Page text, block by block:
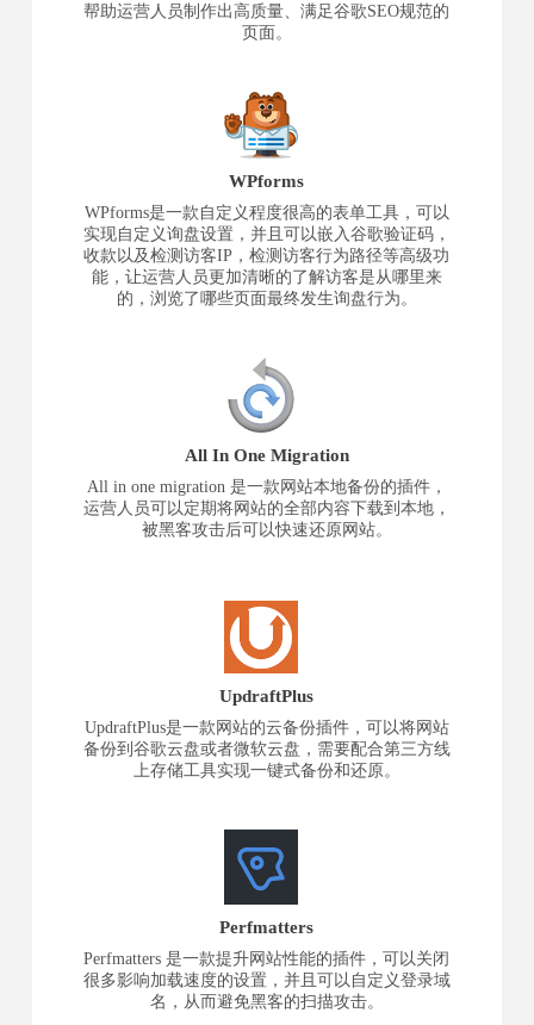
帮助运营人员制作出高质量、满足谷歌SEO规范的
页面。
WPforms
WPforms是一款自定义程度很高的表单工具，可以
实现自定义询盘设置，并且可以嵌入谷歌验证码，
收款以及检测访客IP，检测访客行为路径等高级功
能，让运营人员更加清晰的了解访客是从哪里来
的，浏览了哪些页面最终发生询盘行为。
All In One Migration
All in one migration 是一款网站本地备份的插件，
运营人员可以定期将网站的全部内容下载到本地，
被黑客攻击后可以快速还原网站。
UpdraftPlus
UpdraftPlus是一款网站的云备份插件，可以将网站
备份到谷歌云盘或者微软云盘，需要配合第三方线
上存储工具实现一键式备份和还原。
Perfmatters
Perfmatters 是一款提升网站性能的插件，可以关闭
很多影响加载速度的设置，并且可以自定义登录域
名，从而避免黑客的扫描攻击。